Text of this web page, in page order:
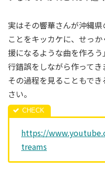
実はその響華さんが沖縄
ことをキッカケに、せっ
援になるような曲を作ろ
行錯誤をしながら作ってき
その過程を見ることもで
さい。
https://
treams